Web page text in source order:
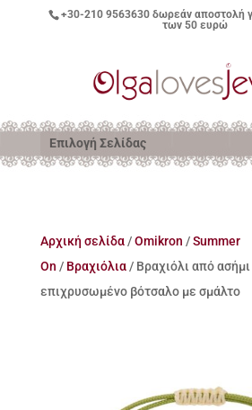
+30-210 9563630δωρεάν αποστολή
των 50 ευρώ
Επιλογή Σελίδας
Αρχική σελίδα/Omikron /Summer
On / Βραχιόλια/ Βραχιόλι από
επιχρυσωμένο βότσαλο με σμάλτο